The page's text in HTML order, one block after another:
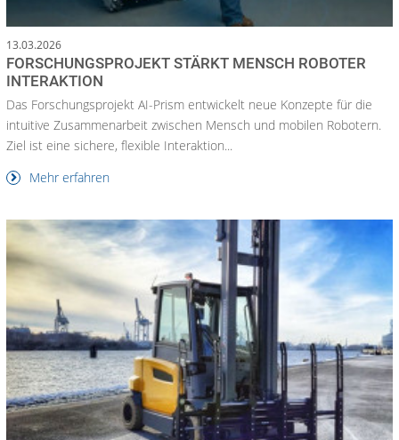
13.03.2026
FORSCHUNGSPROJEKT STÄRKT MENSCH ROBOTER
INTERAKTION
Das Forschungsprojekt AI-Prism entwickelt neue Konzepte für die
intuitive Zusammenarbeit zwischen Mensch und mobilen Robotern.
Ziel ist eine sichere, flexible Interaktion...
Mehr erfahren